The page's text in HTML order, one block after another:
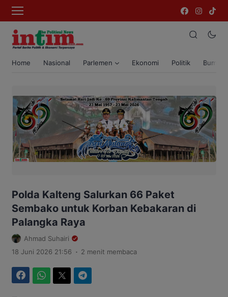
Home Nasional Parlemen Ekonomi Politik Bumi
Polda Kalteng Salurkan 66 Paket
Sembako untuk Korban Kebakaran di
Palangka Raya
Ahmad Suhairi
18 Juni 2026 21:56 . 2 menit membaca